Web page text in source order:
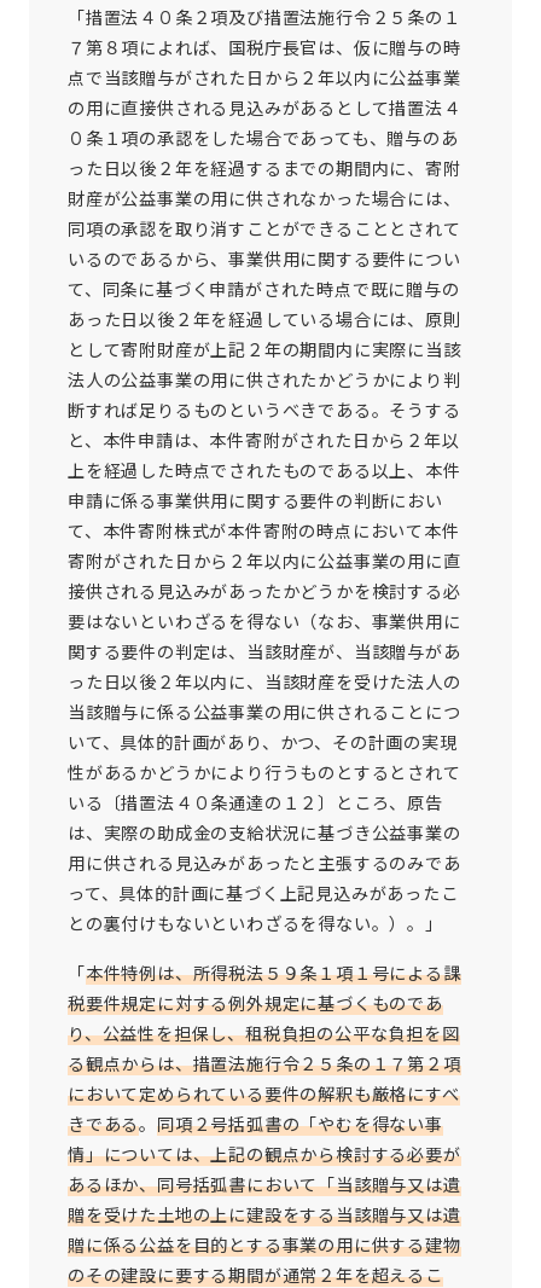
「措置法４０条２項及び措置法施行令２５条の１
７第８項によれば、国税庁長官は、仮に贈与の時
点で当該贈与がされた日から２年以内に公益事業
の用に直接供される見込みがあるとして措置法４
０条１項の承認をした場合であっても、贈与のあ
った日以後２年を経過するまでの期間内に、寄附
財産が公益事業の用に供されなかった場合には、
同項の承認を取り消すことができることとされて
いるのであるから、事業供用に関する要件につい
て、同条に基づく申請がされた時点で既に贈与の
あった日以後２年を経過している場合には、原則
として寄附財産が上記２年の期間内に実際に当該
法人の公益事業の用に供されたかどうかにより判
断すれば足りるものというべきである。そうする
と、本件申請は、本件寄附がされた日から２年以
上を経過した時点でされたものである以上、本件
申請に係る事業供用に関する要件の判断におい
て、本件寄附株式が本件寄附の時点において本件
寄附がされた日から２年以内に公益事業の用に直
接供される見込みがあったかどうかを検討する必
要はないといわざるを得ない（なお、事業供用に
関する要件の判定は、当該財産が、当該贈与があ
った日以後２年以内に、当該財産を受けた法人の
当該贈与に係る公益事業の用に供されることにつ
いて、具体的計画があり、かつ、その計画の実現
性があるかどうかにより行うものとするとされて
いる〔措置法４０条通達の１２〕ところ、原告
は、実際の助成金の支給状況に基づき公益事業の
用に供される見込みがあったと主張するのみであ
って、具体的計画に基づく上記見込みがあったこ
との裏付けもないといわざるを得ない。）。」
「本件特例は、所得税法５９条１項１号による課
税要件規定に対する例外規定に基づくものであ
り、公益性を担保し、租税負担の公平な負担を図
る観点からは、措置法施行令２５条の１７第２項
において定められている要件の解釈も厳格にすべ
きである。同項２号括弧書の「やむを得ない事
情」については、上記の観点から検討する必要が
あるほか、同号括弧書において「当該贈与又は遺
贈を受けた土地の上に建設をする当該贈与又は遺
贈に係る公益を目的とする事業の用に供する建物
のその建設に要する期間が通常２年を超えるこ